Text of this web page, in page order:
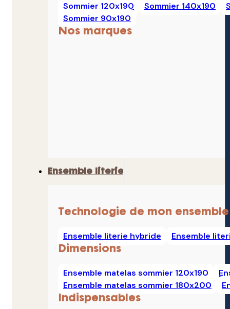
Sommier 120x190 Sommier 140x190
Sommier 90x190
Nos marques
Ensemble literie
Technologie de mon ensemble
Ensemble literie hybride Ensemble
Dimensions
Ensemble matelas sommier 120x190
Ensemble matelas sommier 180x200
Indispensables